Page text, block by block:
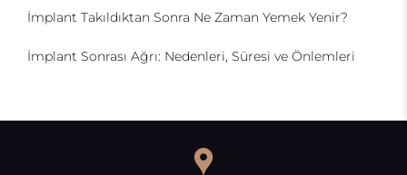
İmplant Takıldıktan Sonra Ne Zaman Yemek Yenir?
İmplant Sonrası Ağrı: Nedenleri, Süresi ve Önlemleri